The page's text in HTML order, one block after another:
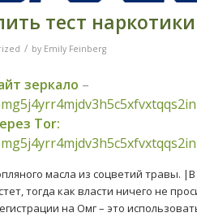
тест наркотики
/ by Emily Feinberg
зеркало –
Tor:
масла из соцветий травы. |В
тогда как власти ничего не
на Омг – это